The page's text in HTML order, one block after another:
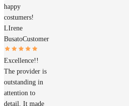
happy
costumers!
LIrene
BusatoCustomer
Excellence!!
The provider is
outstanding in
attention to
detail. It made